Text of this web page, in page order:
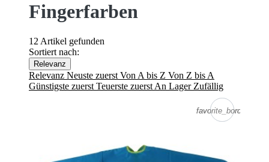
Fingerfarben
12 Artikel gefunden
Sortiert nach:
Relevanz
Relevanz Neuste zuerst Von A bis Z Von Z bis A
Günstigste zuerst Teuerste zuerst An Lager Zufällig
favorite_border
favorite_border